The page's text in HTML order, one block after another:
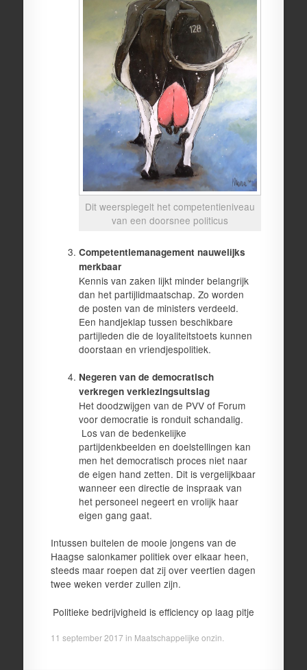
Dit weerspiegelt het competentieniveau
van een doorsnee politicus
Competentiemanagement nauwelijks
merkbaar
Kennis van zaken lijkt minder belangrijk
dan het partijlidmaatschap. Zo worden
de posten van de ministers verdeeld.
Een handjeklap tussen beschikbare
partijleden die de loyaliteitstoets kunnen
doorstaan en vriendjespolitiek.
Negeren van de democratisch
verkregen verkiezingsuitslag
Het doodzwijgen van de PVV of Forum
voor democratie is ronduit schandalig.
Los van de bedenkelijke
partijdenkbeelden en doelstellingen kan
men het democratisch proces niet naar
de eigen hand zetten. Dit is vergelijkbaar
wanneer een directie de inspraak van
het personeel negeert en vrolijk haar
eigen gang gaat.
Intussen buitelen de mooie jongens van de
Haagse salonkamer politiek over elkaar heen,
steeds maar roepen dat zij over veertien dagen
twee weken verder zullen zijn.
Politieke bedrijvigheid is efficiency op laag pitje
11 september 2017 in Maatschappelijke onzin